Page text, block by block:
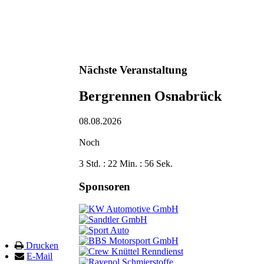
Drucken
E-Mail
Nächste Veranstaltung
Bergrennen Osnabrück
08.08.2026
Noch
3 Std. : 22 Min. : 55 Sek.
Sponsoren